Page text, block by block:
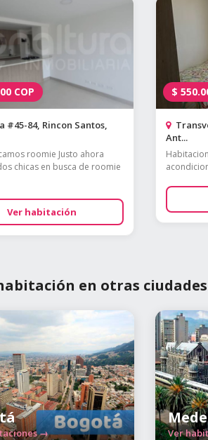
COP
#45-84, Rincon Santos,
roomie Justo ahora
chicas en busca de roomie
Ver habitación
$
Ant...
en otras ciudades
→ Ver